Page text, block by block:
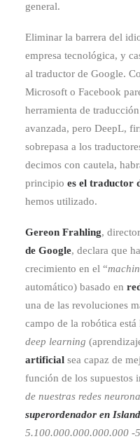
general.
Eliminar la barrera del
empresa tecnológica, y
al traductor de Google.
Microsoft o Facebook
herramienta de
avanzada, pero DeepL,
sobrepasa a los
decimos con cautela,
principio es el traductor
hemos utilizado.
Gereon Frahling,
de Google, declara que
crecimiento en el “
automático) basado en
una de las revoluciones
campo de la robótica
deep learning
artificial sea capaz de
función de los supuestos
de nuestras redes
superordenador en
5.100.000.000.000.000 -